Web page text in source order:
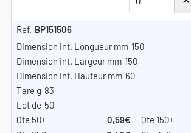
BP151506
150
150
60
83
50
0,59€